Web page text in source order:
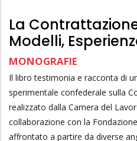
La
Modelli,
MONOGRAFIE
Il libro testimonia e racconta di
sperimentale confederale sulla
realizzato dalla Camera del
collaborazione con la
affrontato a partire da diverse